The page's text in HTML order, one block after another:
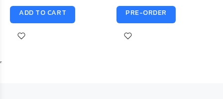
ADD TO CART PRE-ORDER